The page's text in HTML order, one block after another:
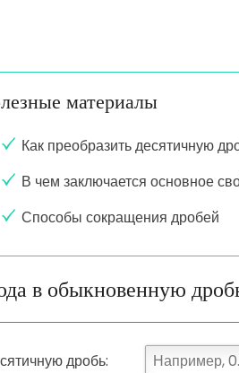
материалы
Как преобразить десятичную
В чем заключается основное
Способы сокращения дробей
в обыкновенную
дробь: